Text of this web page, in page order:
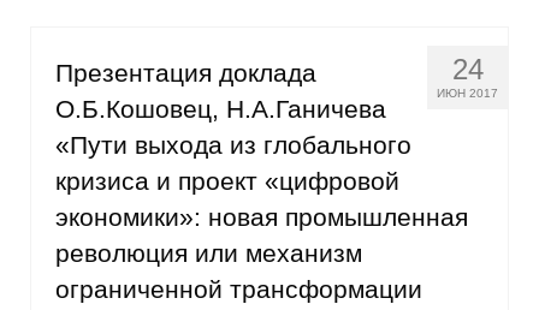
24
ИЮН 2017
Презентация доклада
О.Б.Кошовец, Н.А.Ганичева
«Пути выхода из глобального
кризиса и проект «цифровой
экономики»: новая промышленная
революция или механизм
ограниченной трансформации